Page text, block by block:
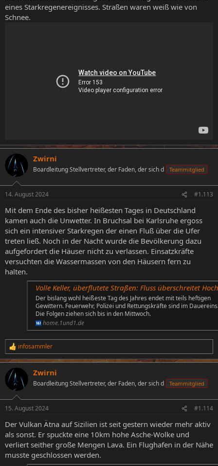
eines Starkregenereignisses. Straßen waren weiß wie von
Schnee.
Zwirni
Boardleitung Stellvertreter, der Faden, der sich d Teammitglied
14. August 2024 #1.113
Mit dem Ende des bisher heißesten Tages in Deutschland
kamen auch die Unwetter. In Bruchsal bei Karlsruhe ergoss
sich ein intensiver Starkregen der einen Fluß über die Ufer
treten ließ. Noch in der Nacht wurde die Bevölkerung dazu
aufgefordert die Häuser nicht zu verlassen. Einsatzkräfte
versuchten die Wassermassen von den Häusern fern zu
halten.
Volle Keller, überflutete Straßen: Fluss überschreitet Hochwasser-
Der bislang wohl heißeste Tag des Jahres endet mit teils heftigen
Gewittern. Feuerwehr, Polizei und Rettungskräfte sind im
Die Folgen ziehen sich bis in den Mittwoch.
home.1und1.de
R
e
a
k
t
i
e
:
infosammler
Zwirni
Boardleitung Stellvertreter, der Faden, der sich d Teammitglied
15. August 2024 #1.114
Der Vulkan Ätna auf Sizilien ist seit gestern wieder mehr aktiv
als sonst. Er spuckte eine 10km hohe Asche-Wolke und
verliert seither große Mengen Lava. Ein Flughafen in der Nähe
musste geschlossen werden.